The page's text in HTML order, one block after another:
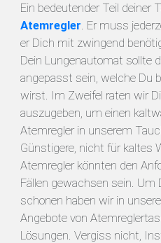
Ein bedeutender Teil deiner
Atemregler. Er muss
er Dich mit zwingend
Dein Lungenautomat sollte
angepasst sein, welche Du
wirst. Im Zweifel raten wir
auszugeben, um einen
Atemregler in unserem
Günstigere, nicht für kaltes
Atemregler könnten den
Fällen gewachsen sein. Um
schonen haben wir in
Angebote von
Lösungen. Vergiss nicht,